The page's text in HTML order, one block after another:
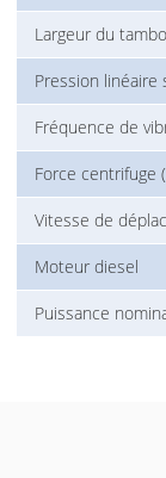
Largeur du
Pression
Fréquence de
Force centrifuge
Vitesse de
Moteur diesel
Puissance